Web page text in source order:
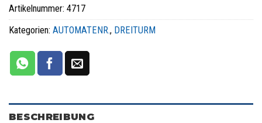
Artikelnummer: 4717
Kategorien: AUTOMATENR., DREITURM
BESCHREIBUNG